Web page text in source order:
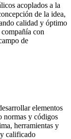
acoplados a la
de la idea,
calidad y óptimo
con
de
elementos
normas y códigos
herramientas y
calificado